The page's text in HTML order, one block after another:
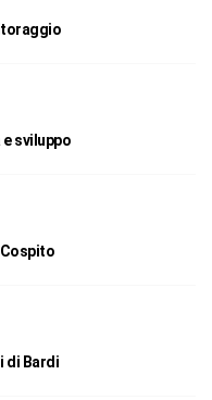
sviluppo
di Bardi